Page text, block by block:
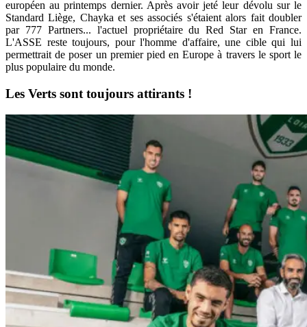
européen au printemps dernier. Après avoir jeté leur dévolu sur le
Standard Liège, Chayka et ses associés s'étaient alors fait doubler
par 777 Partners... l'actuel propriétaire du Red Star en France.
L'ASSE reste toujours, pour l'homme d'affaire, une cible qui lui
permettrait de poser un premier pied en Europe à travers le sport le
plus populaire du monde.
Les Verts sont toujours attirants !